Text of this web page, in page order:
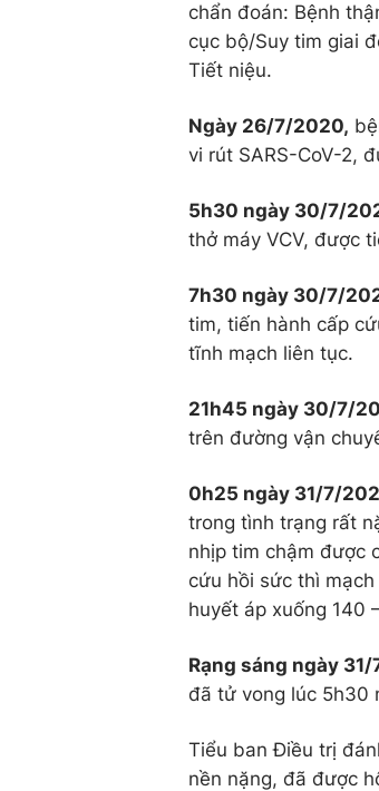
chẩn đoán: Bệnh
cục bộ/Suy tim giai
Tiết niệu.
Ngày 26/7/2020,
vi rút SARS-CoV-2,
5h30 ngày 30/7/
thở máy VCV, được
7h30 ngày 30/7/
tim, tiến hành cấp
tĩnh mạch liên tục.
21h45 ngày 30/7/
trên đường vận
0h25 ngày 31/7/
trong tình trạng rất
nhịp tim chậm được
cứu hồi sức thì
huyết áp xuống 140
Rạng sáng ngày
đã tử vong lúc 5h30
Tiểu ban Điều trị
nền nặng, đã được